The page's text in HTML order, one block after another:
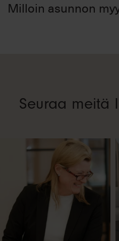
Milloin asunnon
Seuraa meitä